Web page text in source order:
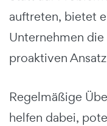
auftreten, bietet
Unternehmen
proaktiven
Regelmäßige
helfen dabei,